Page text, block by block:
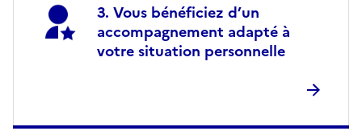
Vous bénéficiez d’un
accompagnement adapté à
votre situation personnelle